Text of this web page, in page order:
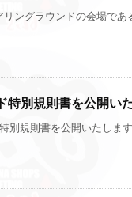
ングラウンドの会場で
特別規則書を公開いた
別規則書を公開いたしま